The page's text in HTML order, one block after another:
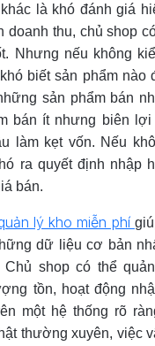
là khó đánh giá
doanh thu, chủ shop
Nhưng nếu không
biết sản phẩm nào
sản phẩm bán
bán ít nhưng biên lợi
làm kẹt vốn. Nếu
ra quyết định nhập
bán.
lý kho miễn phí
dữ liệu cơ bản
Chủ shop có thể
tồn, hoạt động
một hệ thống rõ
thường xuyên, việc